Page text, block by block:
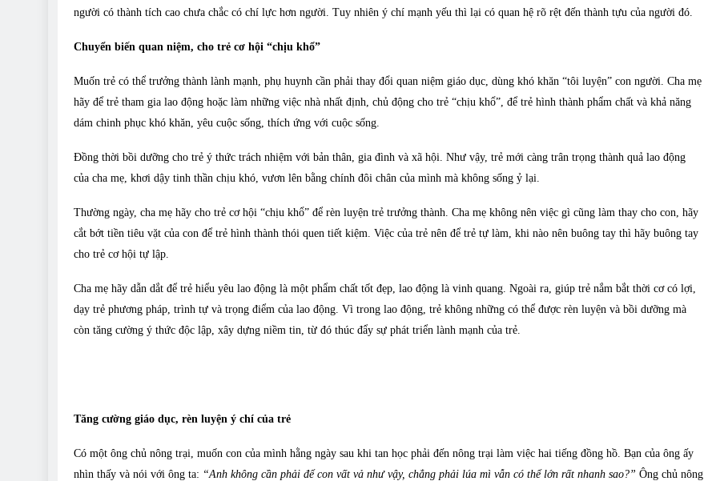
người có thành tích cao chưa chắc có chí lực hơn người. Tuy nhiên ý chí mạnh yếu thì lại có quan hệ rõ rệt đến thành tựu của người đó.
Chuyển biến quan niệm, cho trẻ cơ hội “chịu khổ”
Muốn trẻ có thể trưởng thành lành mạnh, phụ huynh cần phải thay đổi quan niệm giáo dục, dùng khó khăn “tôi luyện” con người. Cha mẹ
hãy để trẻ tham gia lao động hoặc làm những việc nhà nhất định, chủ động cho trẻ “chịu khổ”, để trẻ hình thành phẩm chất và khả năng
dám chinh phục khó khăn, yêu cuộc sống, thích ứng với cuộc sống.
Đồng thời bồi dưỡng cho trẻ ý thức trách nhiệm với bản thân, gia đình và xã hội. Như vậy, trẻ mới càng trân trọng thành quả lao động
của cha mẹ, khơi dậy tinh thần chịu khó, vươn lên bằng chính đôi chân của mình mà không sống ỷ lại.
Thường ngày, cha mẹ hãy cho trẻ cơ hội “chịu khổ” để rèn luyện trẻ trưởng thành. Cha mẹ không nên việc gì cũng làm thay cho con, hãy
cắt bớt tiền tiêu vặt của con để trẻ hình thành thói quen tiết kiệm. Việc của trẻ nên để trẻ tự làm, khi nào nên buông tay thì hãy buông tay
cho trẻ cơ hội tự lập.
Cha mẹ hãy dẫn dắt để trẻ hiểu yêu lao động là một phẩm chất tốt đẹp, lao động là vinh quang. Ngoài ra, giúp trẻ nắm bắt thời cơ có lợi,
dạy trẻ phương pháp, trình tự và trọng điểm của lao động. Vì trong lao động, trẻ không những có thể được rèn luyện và bồi dưỡng mà
còn tăng cường ý thức độc lập, xây dựng niềm tin, từ đó thúc đẩy sự phát triển lành mạnh của trẻ.
Tăng cường giáo dục, rèn luyện ý chí của trẻ
Có một ông chủ nông trại, muốn con của mình hằng ngày sau khi tan học phải đến nông trại làm việc hai tiếng đồng hồ. Bạn của ông ấy
nhìn thấy và nói với ông ta: “Anh không cần phải để con vất vả như vậy, chẳng phải lúa mì vẫn có thể lớn rất nhanh sao?” Ông chủ nông